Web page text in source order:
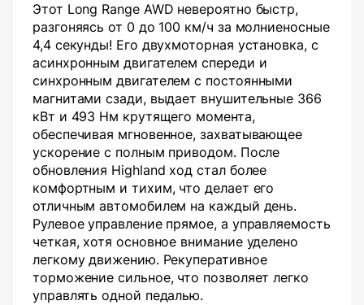
Этот Long Range AWD невероятно быстр,
разгоняясь от 0 до 100 км/ч за молниеносные
4,4 секунды! Его двухмоторная установка, с
асинхронным двигателем спереди и
синхронным двигателем с постоянными
магнитами сзади, выдает внушительные 366
кВт и 493 Нм крутящего момента,
обеспечивая мгновенное, захватывающее
ускорение с полным приводом. После
обновления Highland ход стал более
комфортным и тихим, что делает его
отличным автомобилем на каждый день.
Рулевое управление прямое, а управляемость
четкая, хотя основное внимание уделено
легкому движению. Рекуперативное
торможение сильное, что позволяет легко
управлять одной педалью.